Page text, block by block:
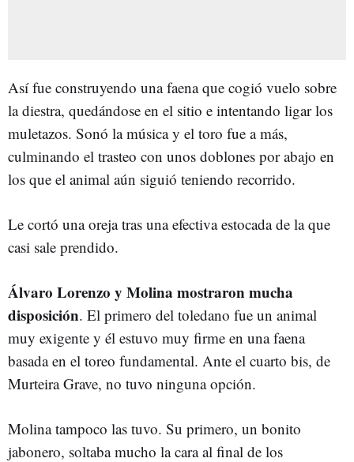
Así fue construyendo una faena que cogió vuelo sobre
la diestra, quedándose en el sitio e intentando ligar los
muletazos. Sonó la música y el toro fue a más,
culminando el trasteo con unos doblones por abajo en
los que el animal aún siguió teniendo recorrido.
Le cortó una oreja tras una efectiva estocada de la que
casi sale prendido.
Álvaro Lorenzo y Molina mostraron mucha
disposición. El primero del toledano fue un animal
muy exigente y él estuvo muy firme en una faena
basada en el toreo fundamental. Ante el cuarto bis, de
Murteira Grave, no tuvo ninguna opción.
Molina tampoco las tuvo. Su primero, un bonito
jabonero, soltaba mucho la cara al final de los